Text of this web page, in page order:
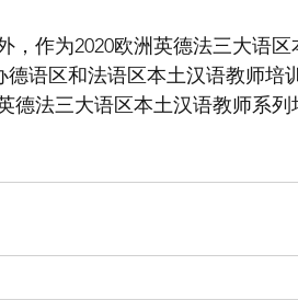
，作为2020欧洲英德法三大语
德语区和法语区本土汉语教师培
德法三大语区本土汉语教师系列